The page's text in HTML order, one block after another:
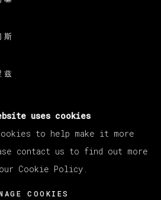
斯
兹
uses cookies
to help make it more
contact us to find out more
Cookie Policy.
COOKIES